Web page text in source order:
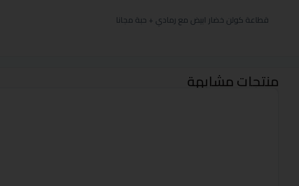
قطاعة كولن خضار ابيض مع رمادي + حبة مجانا
منتجات مشابهة